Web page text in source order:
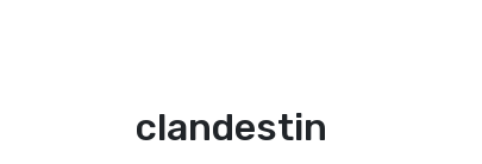
clandestin